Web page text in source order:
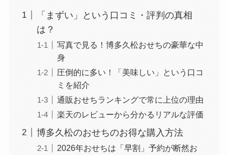
「まずい」という口コミ・評判の真相
は？
写真で見る！博多久松おせちの豪華な中
身
圧倒的に多い！「美味しい」という口コ
ミを紹介
通販おせちランキングで常に上位の理由
楽天のレビューから分かるリアルな評価
博多久松のおせちのお得な購入方法
2026年おせちは「早割」予約が断然お